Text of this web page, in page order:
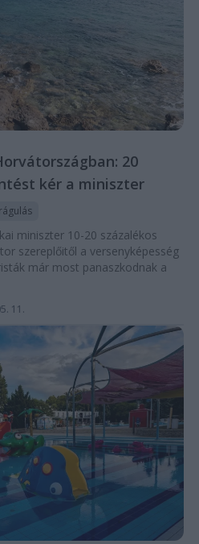
20
kér a miniszter
miniszter 10-20 százalékos
szereplőitől a versenyképesség
már most panaszkodnak a
11.